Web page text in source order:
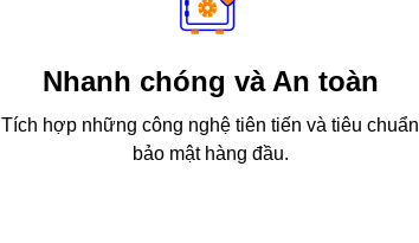
Nhanh chóng và An toàn
Tích hợp những công nghệ tiên tiến và tiêu chuẩn
bảo mật hàng đầu.